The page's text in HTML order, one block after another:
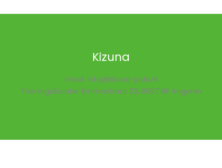
Kizuna
Email: info@kizuna-judo.nl
Trainingslocatie: Emmastraat 23, 6687 BP Angeren